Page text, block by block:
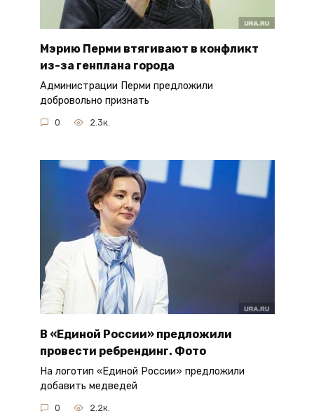
Мэрию Перми втягивают в конфликт
из-за генплана города
Администрации Перми предложили
добровольно признать
0 2.3к.
В «Единой России» предложили
провести ребрендинг. Фото
На логотип «Единой России» предложили
добавить медведей
0 2.2к.